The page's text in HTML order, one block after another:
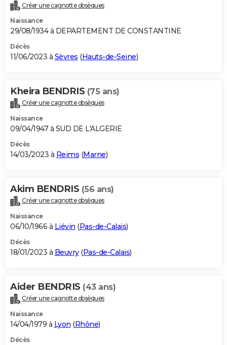
Créer une cagnotte obsèques
Naissance
29/08/1934 à DEPARTEMENT DE CONSTANTINE
Décès
11/06/2023 à Sèvres (Hauts-de-Seine)
Kheira BENDRIS (75 ans)
Créer une cagnotte obsèques
Naissance
09/04/1947 à SUD DE L'ALGERIE
Décès
14/03/2023 à Reims (Marne)
Akim BENDRIS (56 ans)
Créer une cagnotte obsèques
Naissance
06/10/1966 à Liévin (Pas-de-Calais)
Décès
18/01/2023 à Beuvry(Pas-de-Calais)
Aider BENDRIS (43 ans)
Créer une cagnotte obsèques
Naissance
14/04/1979 à Lyon (Rhône)
Décès